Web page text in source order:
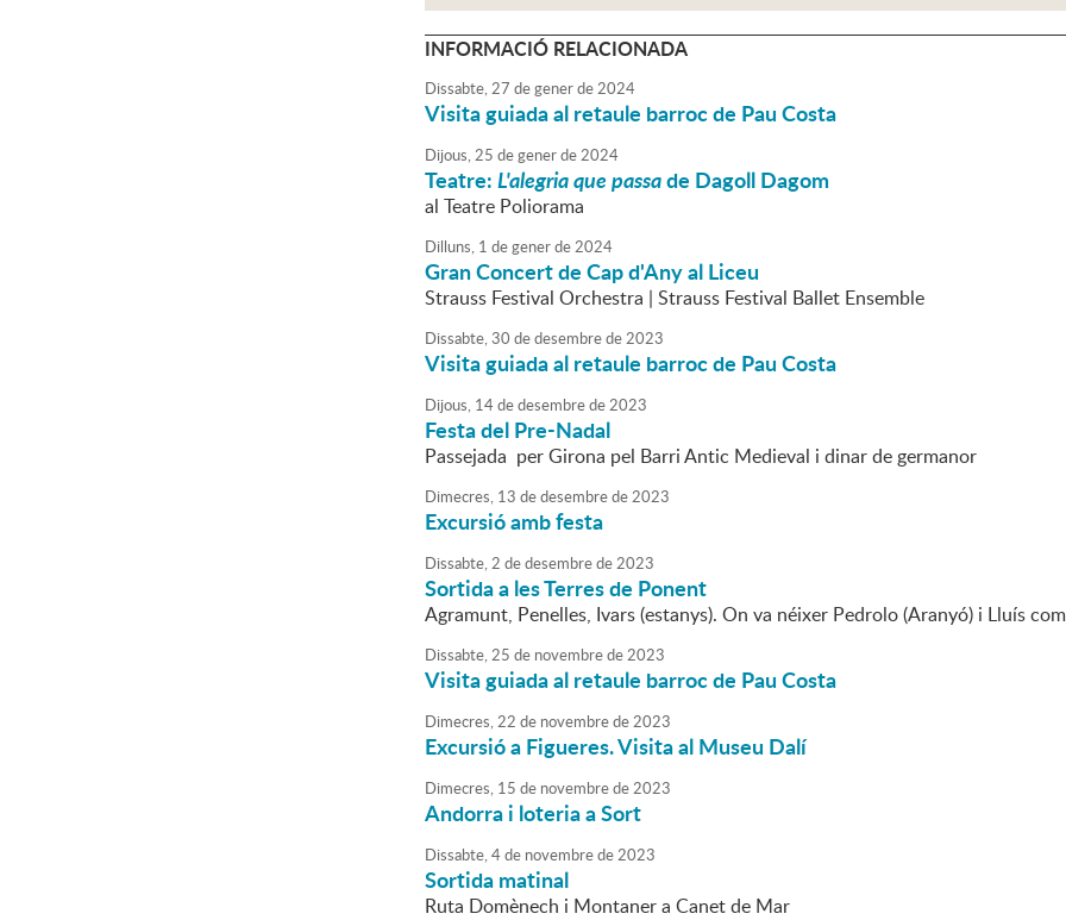
INFORMACIÓ RELACIONADA
Dissabte,27 degenerde2024
Visita guiada al retaule barroc de Pau Costa
Dijous,25 degenerde2024
Teatre:L'alegria que passade Dagoll Dagom
al Teatre Poliorama
Dilluns, 1 degenerde2024
Gran Concert de Cap d'Any al Liceu
Strauss Festival Orchestra | Strauss Festival Ballet Ensemble
Dissabte,30 dedesembrede2023
Visita guiada al retaule barroc de Pau Costa
Dijous, 14dedesembrede2023
Festa del Pre-Nadal
Passejada per Girona pel Barri Antic Medieval i dinar de germanor
Dimecres, 13 dedesembrede2023
Excursió amb festa
Dissabte,2 dedesembrede2023
Sortida a les Terres de Ponent
Agramunt, Penelles, Ivars (estanys). On va néixer Pedrolo (Aranyó) i Lluís
Dissabte,25 de novembrede2023
Visita guiada al retaule barroc de Pau Costa
Dimecres,22 de novembrede2023
Excursió a Figueres. Visita al Museu Dalí
Dimecres, 15 de novembrede2023
Andorra i loteria a Sort
Dissabte,4de novembrede2023
Sortida matinal
Ruta Domènech i Montaner a Canet de Mar